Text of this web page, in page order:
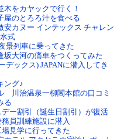
木をカヤックで行く！
屋のとろろ汁を食べる
安カヌー インテックス チャレン
式
景列車に乗ってきた
坂大河の痛車をつくってみた
デックス) JAPANに潜入してき
ング♪
川治温泉一柳閣本館の口コミ
る
ー割引（誕生日割引）が復活
員訓練施設に潜入
見学に行ってきた